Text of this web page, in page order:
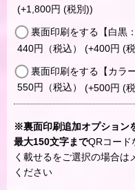
(+1,800円 (税別))
裏面印刷をする【白黒
440円（税込） (+400円 (
裏面印刷をする【カラ
550円（税込） (+500円 (
※裏面印刷追加オプション
最大150文字までQRコード
く載せるをご選択の場合は
ください